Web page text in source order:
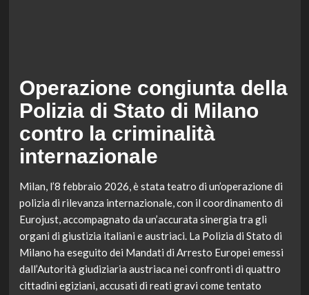
Operazione congiunta della
Polizia di Stato di Milano
contro la criminalità
internazionale
Milan, l’8 febbraio 2026, è stata teatro di un’operazione di
polizia di rilevanza internazionale, con il coordinamento di
Eurojust, accompagnato da un’accurata sinergia tra gli
organi di giustizia italiani e austriaci. La Polizia di Stato di
Milano ha eseguito dei Mandati di Arresto Europei emessi
dall’Autorità giudiziaria austriaca nei confronti di quattro
cittadini egiziani, accusati di reati gravi come tentato